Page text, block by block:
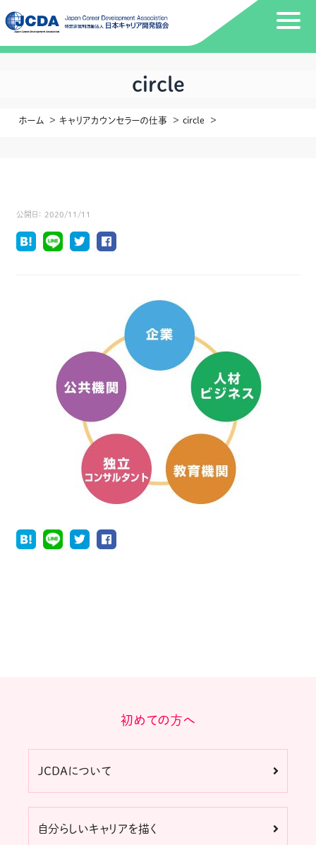
circle
ホーム キャリアカウンセラーの仕事 circle
公開日： 2020/11/11
初めての方へ
JCDAについて
自分らしいキャリアを描く